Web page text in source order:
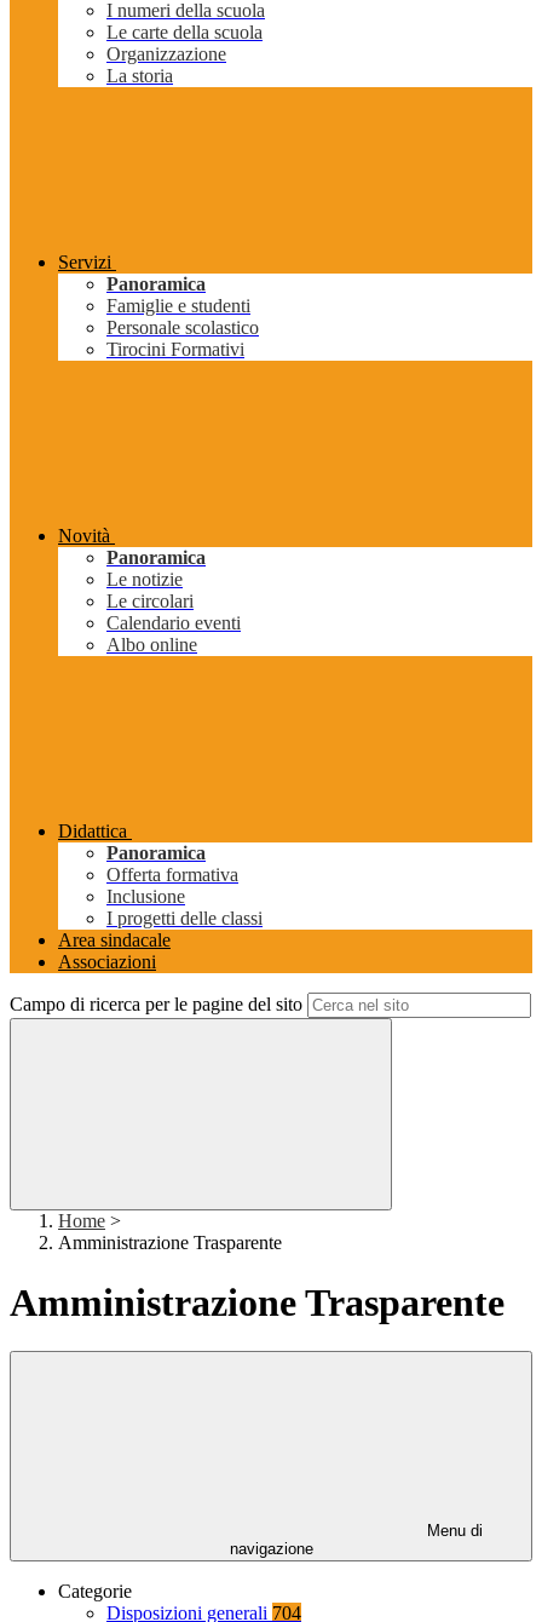
I numeri della scuola
Le carte della scuola
Organizzazione
La storia
Servizi
Panoramica
Famiglie e studenti
Personale scolastico
Tirocini Formativi
Novità
Panoramica
Le notizie
Le circolari
Calendario eventi
Albo online
Didattica
Panoramica
Offerta formativa
Inclusione
I progetti delle classi
Area sindacale
Associazioni
Campo di ricerca per le pagine del sito
Home >
Amministrazione Trasparente
Amministrazione Trasparente
Menu di
navigazione
Categorie
Disposizioni generali 704